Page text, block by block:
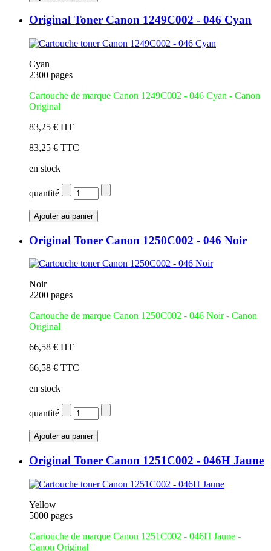
Original Toner Canon 1249C002 - 046 Cyan
Cyan
2300 pages
Cartouche de marque Canon 1249C002 - 046 Cyan - Canon
Original
83,25 € HT
83,25 € TTC
en stock
quantité
Original Toner Canon 1250C002 - 046 Noir
Noir
2200 pages
Cartouche de marque Canon 1250C002 - 046 Noir - Canon
Original
66,58 € HT
66,58 € TTC
en stock
quantité
Original Toner Canon 1251C002 - 046H Jaune
Yellow
5000 pages
Cartouche de marque Canon 1251C002 - 046H Jaune -
Canon Original